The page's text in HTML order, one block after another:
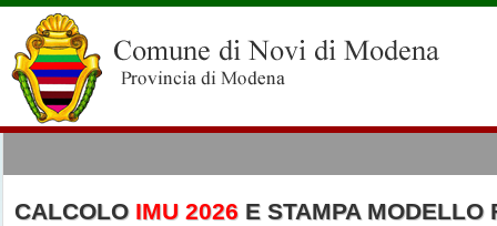
CALCOLO IMU 2026E STAMPA MODELLO